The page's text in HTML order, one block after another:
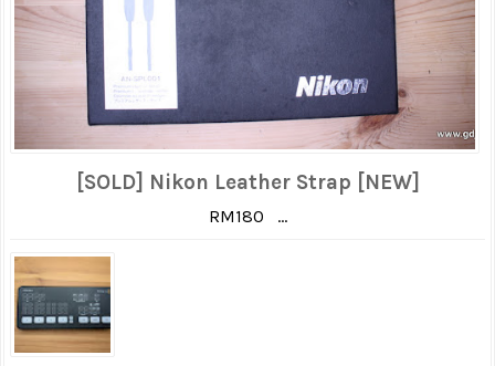
[SOLD] Nikon Leather Strap [NEW]
RM180 ...